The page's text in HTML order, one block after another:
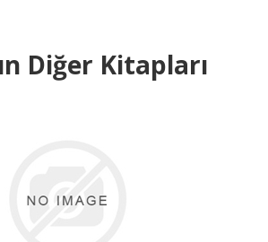
Diğer Kitapları